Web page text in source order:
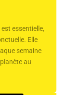
essentielle,
Elle
semaine
au